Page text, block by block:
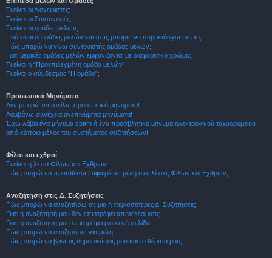
Τι είναι οι Διαχειριστές;
Τι είναι οι Συντονιστές;
Τι είναι οι ομάδες μελών;
Πού είναι οι ομάδες μελών και πώς μπορώ να συμμετάσχω σε μια;
Πώς μπορώ να γίνω συντονιστής ομάδας μελών;
Γιατί μερικές ομάδες μελών εμφανίζονται με διαφορετικό χρώμα;
Τι είναι η “Προεπιλεγμένη ομάδα μελών”;
Τι είναι ο σύνδεσμος "Η ομάδα”;
Προσωπικά Μηνύματα
Δεν μπορώ να στείλω προσωπικά μηνύματα!
Λαμβάνω συνέχεια ανεπιθύμητα μηνύματα!
Έχω λάβει ένα μήνυμα spam ή ένα προσβλητικό μήνυμα ηλεκτρονικού ταχυδρομείου
από κάποιο μέλος του συστήματος συζητήσεων!
Φίλοι και εχθροί
Τι είναι η λίστα Φίλων και Εχθρών;
Πώς μπορώ να προσθέσω / αφαιρέσω μέλη στις λίστες Φίλων και Εχθρών;
Αναζήτηση στις Δ. Συζητήσεις
Πώς μπορώ να αναζητήσω σε μια ή περισσότερες Δ. Συζητήσεις;
Γιατί η αναζήτησή μου δεν επιστρέφει αποτελέσματα;
Γιατί η αναζήτηση μου επιστρέφει μια κενή σελίδα;
Πώς μπορώ να αναζητήσω για μέλη;
Πώς μπορώ να βρω τις δημοσιεύσεις μου και τα θέματά μου;